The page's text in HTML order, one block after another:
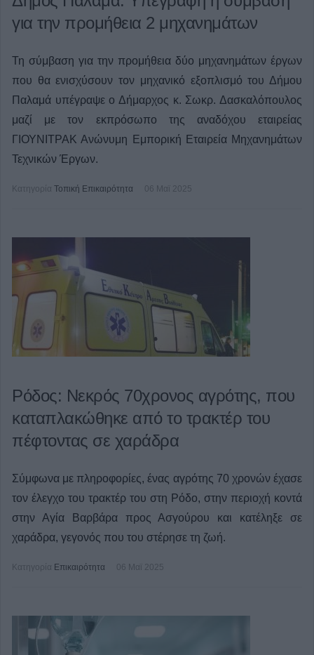
για την προμήθεια 2 μηχανημάτων
Τη σύμβαση για την προμήθεια δύο μηχανημάτων έργων
που θα ενισχύσουν τον μηχανικό εξοπλισμό του Δήμου
Παλαμά υπέγραψε ο Δήμαρχος κ. Σωκρ. Δασκαλόπουλος
μαζί με τον εκπρόσωπο της αναδόχου εταιρείας
ΓΙΟΥΝΙΤΡΑΚ Ανώνυμη Εμπορική Εταιρεία Μηχανημάτων
Τεχνικών Έργων.
Κατηγορία Τοπική Επικαιρότητα 06 Μαϊ 2025
Ρόδος: Νεκρός 70χρονος αγρότης, που
καταπλακώθηκε από το τρακτέρ του
πέφτοντας σε χαράδρα
Σύμφωνα με πληροφορίες, ένας αγρότης 70 χρονών έχασε
τον έλεγχο του τρακτέρ του στη Ρόδο, στην περιοχή κοντά
στην Αγία Βαρβάρα προς Ασγούρου και κατέληξε σε
χαράδρα, γεγονός που του στέρησε τη ζωή.
Κατηγορία Επικαιρότητα 06 Μαϊ 2025